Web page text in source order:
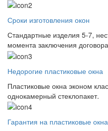
Сроки изготовления окон
Стандартные изделия 5-7,
момента заключения
Недорогие пластиковые окна
Пластиковые окна эконом
однокамерный стеклопакет.
Гарантия на пластиковые окна